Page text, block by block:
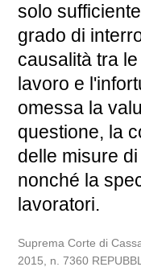
solo
grado di
causalità tra
lavoro e
omessa la
questione, la
delle misure
nonché la
lavoratori.
Suprema Corte di
2015, n. 7360